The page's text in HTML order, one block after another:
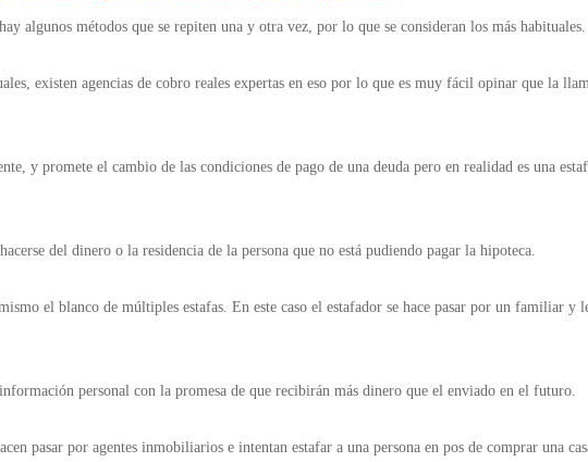
algunos métodos que se repiten una y otra vez, por lo que se consideran los más habituales.
existen agencias de cobro reales expertas en eso por lo que es muy fácil opinar que la
y promete el cambio de las condiciones de pago de una deuda pero en realidad es una
del dinero o la residencia de la persona que no está pudiendo pagar la hipoteca.
el blanco de múltiples estafas. En este caso el estafador se hace pasar por un familiar y
personal con la promesa de que recibirán más dinero que el enviado en el futuro.
pasar por agentes inmobiliarios e intentan estafar a una persona en pos de comprar una